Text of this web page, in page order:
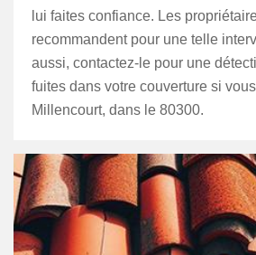
lui faites confiance. Les
recommandent pour une telle
aussi, contactez-le pour une
fuites dans votre couverture si
Millencourt, dans le 80300.